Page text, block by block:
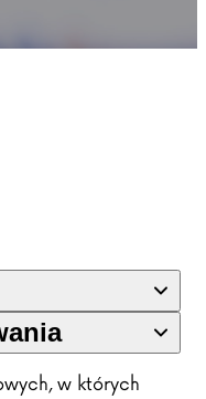
w których